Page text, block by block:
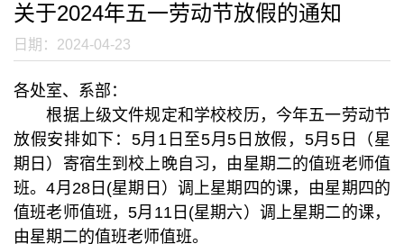
关于2024年五一劳动节放假的通知
日期：2024-04-23
各处室、系部：
根据上级文件规定和学校校历，今年五一劳动节
放假安排如下：5月1日至5月5日放假，5月5日（星
期日）寄宿生到校上晚自习，由星期二的值班老师值
班。4月28日(星期日）调上星期四的课，由星期四的
值班老师值班，5月11日(星期六）调上星期二的课，
由星期二的值班老师值班。